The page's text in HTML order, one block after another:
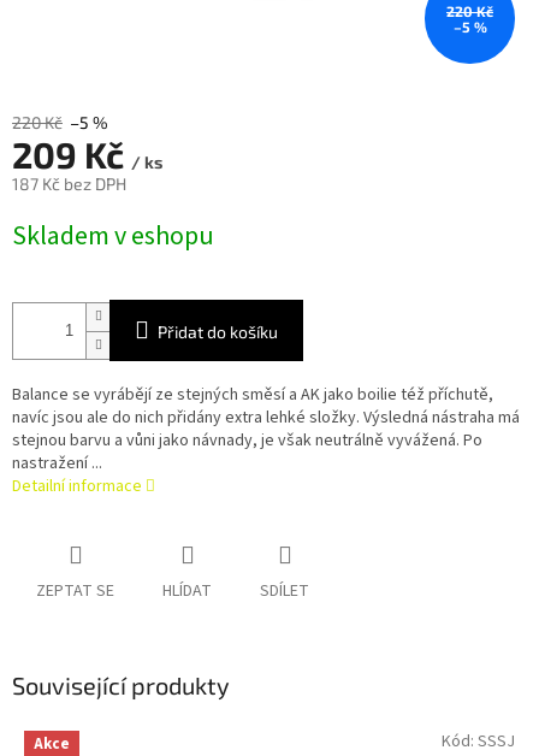
220 Kč
–5 %
220 Kč –5 %
209 Kč / ks
187 Kč bez DPH
cena:
Skladem v eshopu
Přidat do košíku
Balance se vyrábějí ze stejných směsí a AK jako boilie též příchutě,
navíc jsou ale do nich přidány extra lehké složky. Výsledná nástraha má
stejnou barvu a vůni jako návnady, je však neutrálně vyvážená. Po
nastražení ...
Detailní informace
ZEPTAT SE HLÍDAT SDÍLET
Související produkty
Akce Kód: SSSJ